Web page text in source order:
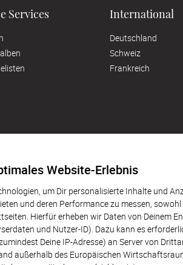
Website-Erlebnis
um Dir personalisierte Inhalte und
und deren Performance zu messen,
Hierfür erheben wir Daten von Deinem
und Nutzer-ID). Dazu kann es
Deine IP-Adresse) an Server von
außerhalb des Europäischen
Services International
Deutschland
Schweiz
Frankreich
Unsere Partner